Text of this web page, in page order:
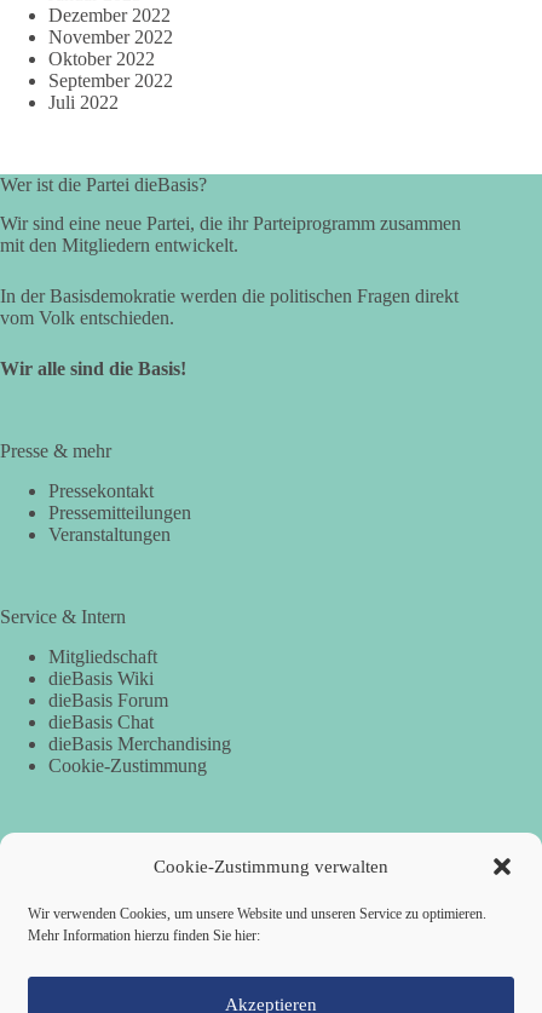
Cookie-Zustimmung verwalten
Wir verwenden Cookies, um unsere Website und unseren Service zu optimieren.
Mehr Information hierzu finden Sie hier:
Akzeptieren
Dezember 2022
November 2022
Oktober 2022
September 2022
Juli 2022
Wer ist die Partei dieBasis?
Wir sind eine neue Partei, die ihr Parteiprogramm zusammen
mit den Mitgliedern entwickelt.
In der Basisdemokratie werden die politischen Fragen direkt
vom Volk entschieden.
Wir alle sind die Basis!
Presse & mehr
Pressekontakt
Pressemitteilungen
Veranstaltungen
Service & Intern
Mitgliedschaft
dieBasis Wiki
dieBasis Forum
dieBasis Chat
dieBasis Merchandising
Cookie-Zustimmung
Spenden
dieBasis Kreisverband Würzburg
IBAN: DE28 7905 0000 0049 4773 00